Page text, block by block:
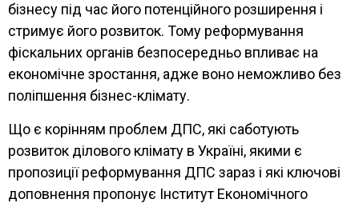
бізнесу під час його потенційного розширення і
стримує його розвиток. Тому реформування
фіскальних органів безпосередньо впливає на
економічне зростання, адже воно неможливо без
поліпшення бізнес-клімату.
Що є корінням проблем ДПС, які саботують
розвиток ділового клімату в Україні, якими є
пропозиції реформування ДПС зараз і які ключові
доповнення пропонує Інститут Економічного